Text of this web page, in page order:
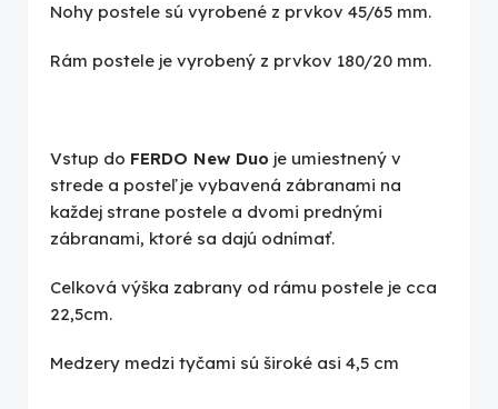
Nohy postele sú vyrobené z prvkov 45/65 mm.
Rám postele je vyrobený z prvkov 180/20 mm.
Vstup do FERDO New Duo je umiestnený v
strede a posteľ je vybavená zábranami na
každej strane postele a dvomi prednými
zábranami, ktoré sa dajú odnímať.
Celková výška zabrany od rámu postele je cca
22,5cm.
Medzery medzi tyčami sú široké asi 4,5 cm